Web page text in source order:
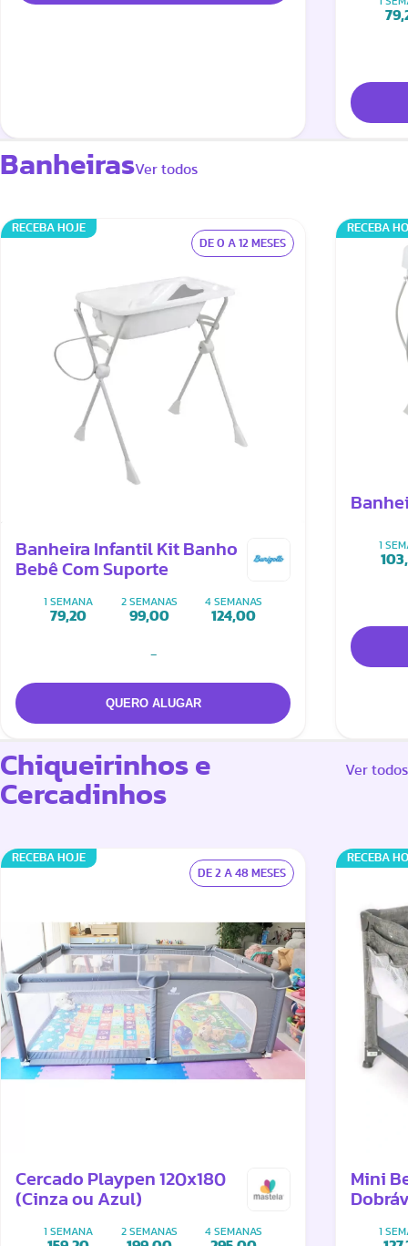
BanheirasVer todos
RECEBA HOJE
DE 0 A 12 MESES
Banheira Infantil Kit Banho
Bebê Com Suporte
1 SEMANA
79,20
2 SEMANAS
99,00
4 SEMANAS
124,00
-
RECEBA
1
Chiqueirinhos e
Cercadinhos
Ver todos
RECEBA HOJE
DE 2 A 48 MESES
Cercado Playpen 120x180
(Cinza ou Azul)
1 SEMANA 2 SEMANAS 4 SEMANAS
RECEBA
Mini
1